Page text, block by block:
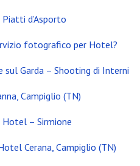
d’Asporto
fotografico per Hotel?
Garda – Shooting di Interni
Campiglio (TN)
– Sirmione
Cerana, Campiglio (TN)